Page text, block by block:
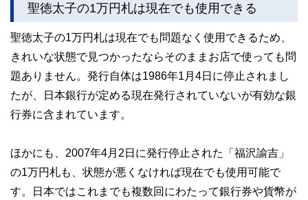
聖徳太子の1万円札は現在でも使用できる
聖徳太子の1万円札は現在でも問題なく使用できるため、
きれいな状態で見つかったならそのままお店で使っても問
題ありません。発行自体は1986年1月4日に停止されまし
たが、日本銀行が定める現在発行されていないが有効な銀
行券に含まれています。
ほかにも、2007年4月2日に発行停止された「福沢諭吉」
の1万円札も、状態が悪くなければ現在でも使用可能で
す。日本ではこれまでも複数回にわたって銀行券や貨幣が